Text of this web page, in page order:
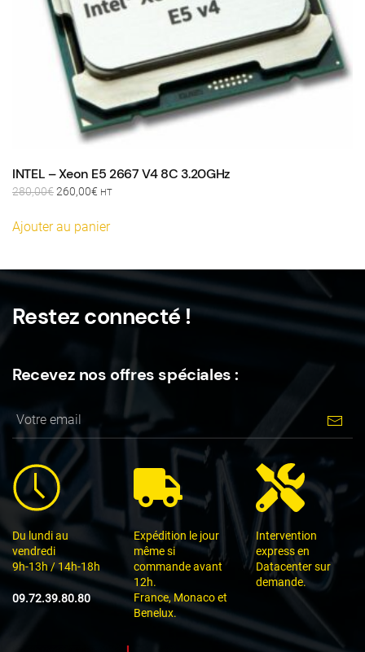
INTEL – Xeon E5 2667 V4 8C 3.20GHz
280,00€Le
initial
260,00€ Le
actuel
HT
Ajouter au panier
Restez connecté !
Recevez nos offres spéciales :
Du lundi au
vendredi
9h-13h / 14h-18h
09.72.39.80.80
Expédition le jour
même si
commande avant
12h.
France, Monaco et
Benelux.
Intervention
express en
Datacenter sur
demande.